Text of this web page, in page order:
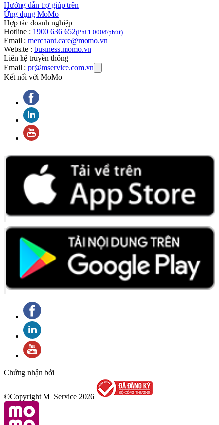
Hướng dẫn trợ giúp trên
Ứng dụng MoMo
Hợp tác doanh nghiệp
Hotline : 1900 636 652(Phí 1.000đ/phút)
Email : merchant.care@momo.vn
Website : business.momo.vn
Liên hệ truyền thông
Email : pr@mservice.com.vn
Kết nối với MoMo
Chứng nhận bởi
©Copyright M_Service 2026